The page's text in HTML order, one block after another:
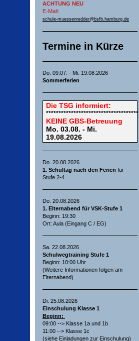
ACHTUNG NEU
E-Mail:
schule-muessenredder@bsfb.hamburg.de
Termine in Kürze
Do. 09.07. - Mi. 19.08.2026
Sommerferien
Die TSG informiert:
*************************************
KEINE GBS-Betreuung
Mo. 03.08. - Mi.
19.08.2026
Do. 20.08.2026
1. Schultag nach den Ferien für
Stufe 2-4
Do. 20.08.2026
1. Elternabend für VSK-Stufe 1
Beginn: 19:30
Ort: Aula (Eingang C / EG)
Sa. 22.08.2026
Schulwegtraining Stufe 1
Beginn: 10:00 Uhr
(Weitere Informationen folgen am
Elternabend)
Di. 25.08.2026
Einschulung Klasse 1
Beginn:
09:00 --> Klasse 1a und 1b
11:00 --> Klasse 1c
(siehe Einladungen zur Einschulung)